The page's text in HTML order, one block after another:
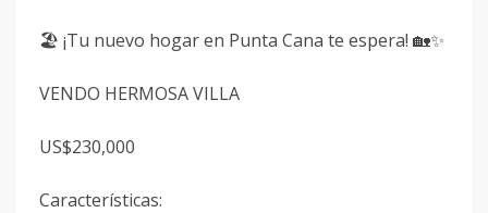
🏖️ ¡Tu nuevo hogar en Punta Cana te espera! 🏡✨
VENDO HERMOSA VILLA
US$230,000
Características: